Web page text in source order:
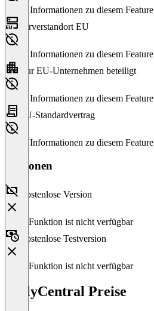
Keine Informationen zu diesem Feature
Serverstandort EU
Keine Informationen zu diesem Feature
Nur EU-Unternehmen beteiligt
Keine Informationen zu diesem Feature
EU-Standardvertrag
Keine Informationen zu diesem Feature
Versionen
Kostenlose Version
Diese Funktion ist nicht verfügbar
Kostenlose Testversion
Diese Funktion ist nicht verfügbar
DailyCentral Preise